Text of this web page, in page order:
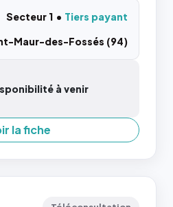
Secteur 1
Tiers payant
Maur-des-Fossés (94)
à venir
la fiche